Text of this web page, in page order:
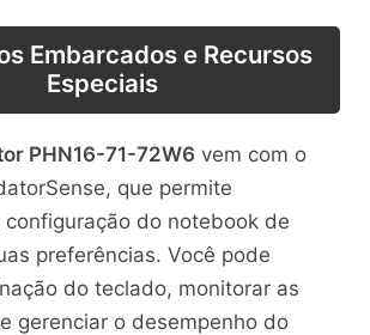
Embarcados e Recursos
Especiais
PHN16-71-72W6 vem com o
que permite
configuração do notebook de
preferências. Você pode
do teclado, monitorar as
gerenciar o desempenho do